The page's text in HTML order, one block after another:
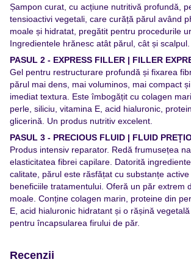
Șampon curat, cu acțiune nutritivă profundă,
tensioactivi vegetali, care curăță părul având
moale și hidratat, pregătit pentru procedurile
Ingredientele hrănesc atât părul, cât și scalpul.
PASUL 2 - EXPRESS FILLER | FILLER
Gel pentru restructurare profundă și fixarea
părul mai dens, mai voluminos, mai compact
imediat textura. Este îmbogățit cu colagen
perle, siliciu, vitamina E, acid hialuronic,
glicerină. Un produs nutritiv excelent.
PASUL 3 - PRECIOUS FLUID | FLUID
Produs intensiv reparator. Redă frumusețea
elasticitatea fibrei capilare. Datorită
calitate, părul este răsfățat cu substanțe
beneficiile tratamentului. Oferă un păr extrem
moale. Conține colagen marin, proteine din
E, acid hialuronic hidratant și o rășină
pentru încapsularea firului de păr.
Recenzii